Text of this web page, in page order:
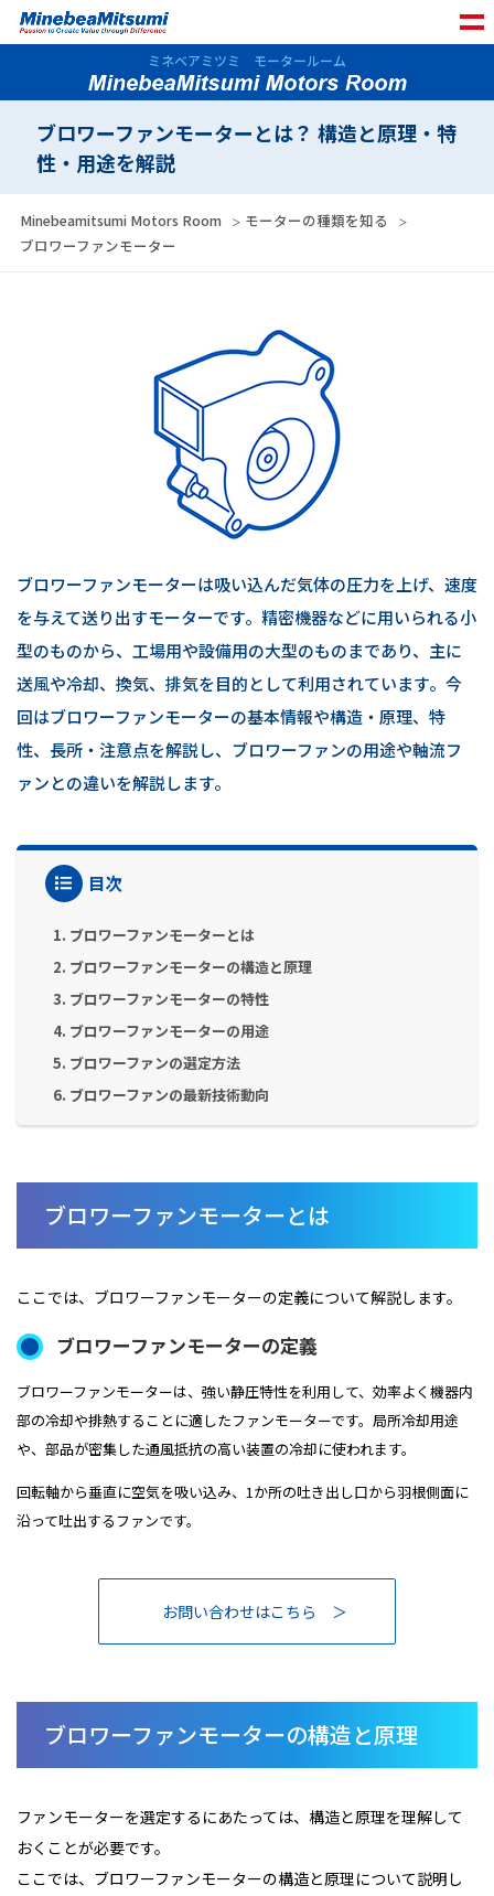
ミネベアミツミ モータールーム
ブロワーファンモーターとは？ 構造と原理・特
性・用途を解説
Minebeamitsumi Motors Room
モーターの種類を知る
ブロワーファンモーター
ブロワーファンモーターは吸い込んだ気体の圧力を上げ、速度
を与えて送り出すモーターです。精密機器などに用いられる小
型のものから、工場用や設備用の大型のものまであり、主に
送風や冷却、換気、排気を目的として利用されています。今
回はブロワーファンモーターの基本情報や構造・原理、特
性、長所・注意点を解説し、ブロワーファンの用途や軸流フ
ァンとの違いを解説します。
目次
1. ブロワーファンモーターとは
2. ブロワーファンモーターの構造と原理
3. ブロワーファンモーターの特性
4. ブロワーファンモーターの用途
5. ブロワーファンの選定方法
6. ブロワーファンの最新技術動向
ブロワーファンモーターとは
ここでは、ブロワーファンモーターの定義について解説します。
ブロワーファンモーターの定義
ブロワーファンモーターは、強い静圧特性を利用して、効率よく機器内
部の冷却や排熱することに適したファンモーターです。局所冷却用途
や、部品が密集した通風抵抗の高い装置の冷却に使われます。
回転軸から垂直に空気を吸い込み、1か所の吐き出し口から羽根側面に
沿って吐出するファンです。
お問い合わせはこちら
ブロワーファンモーターの構造と原理
ファンモーターを選定するにあたっては、構造と原理を理解して
おくことが必要です。
ここでは、ブロワーファンモーターの構造と原理について説明し